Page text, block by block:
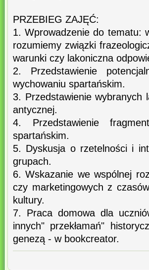
PRZEBIEG ZAJĘĆ:
1. Wprowadzenie do tematu:
rozumiemy związki
warunki czy lakoniczna
2. Przedstawienie
wychowaniu spartańskim.
3. Przedstawienie wybranych
antycznej.
4. Przedstawienie
spartańskim.
5. Dyskusja o rzetelności i
grupach.
6. Wskazanie we wspólnej
czy marketingowych z
kultury.
7. Praca domowa dla
innych" przekłamań"
genezą - w bookcreator.